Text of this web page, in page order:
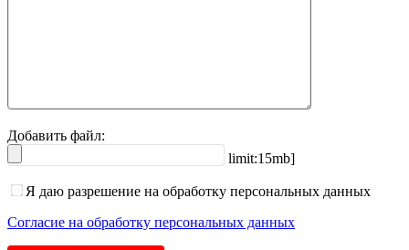
Добавить файл:
limit:15mb]
Я даю разрешение на обработку персональных данных
Согласие на обработку персональных данных